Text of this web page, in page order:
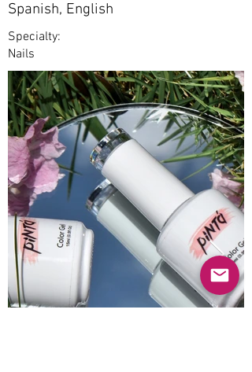
Spanish, English
Specialty:
Nails